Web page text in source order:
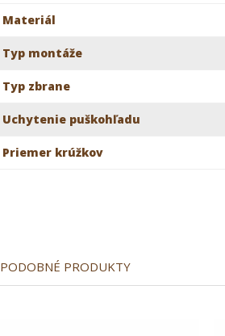
Materiál
Typ montáže
Typ zbrane
Uchytenie puškohľadu
Priemer krúžkov
PODOBNÉ PRODUKTY